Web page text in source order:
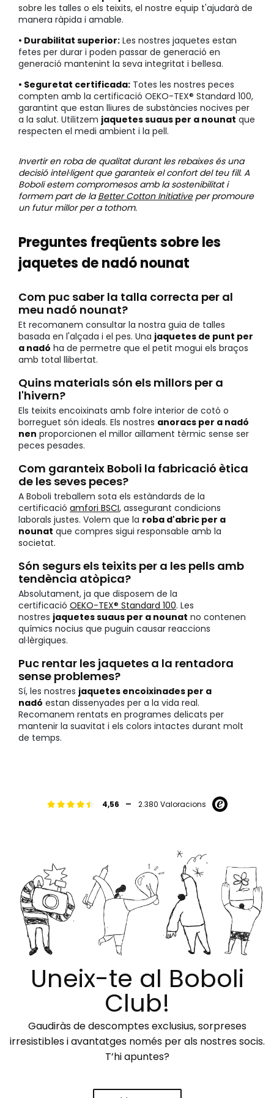
sobre les talles o els teixits, el nostre equip t'ajudarà de
manera ràpida i amable.
• Durabilitat superior: Les nostres jaquetes estan
fetes per durar i poden passar de generació en
generació mantenint la seva integritat i bellesa.
• Seguretat certificada: Totes les nostres peces
compten amb la certificació OEKO-TEX® Standard 100,
garantint que estan lliures de substàncies nocives per
a la salut. Utilitzem jaquetes suaus per a nounat que
respecten el medi ambient i la pell.
Invertir en roba de qualitat durant les rebaixes és una
decisió intel·ligent que garanteix el confort del teu fill. A
Boboli estem compromesos amb la sostenibilitat i
formem part de laBetter Cotton Initiativeper promoure
un futur millor per a tothom.
Preguntes freqüents sobre les
jaquetes de nadó nounat
Com puc saber la talla correcta per al
meu nadó nounat?
Et recomanem consultar la nostra guia de talles
basada en l'alçada i el pes. Una jaquetes de punt per
a nadó ha de permetre que el petit mogui els braços
amb total llibertat.
Quins materials són els millors per a
l'hivern?
Els teixits encoixinats amb folre interior de cotó o
borreguet són ideals. Els nostres anoracs per a nadó
nen proporcionen el millor aïllament tèrmic sense ser
peces pesades.
Com garanteix Boboli la fabricació ètica
de les seves peces?
A Boboli treballem sota els estàndards de la
certificació amfori BSCI, assegurant condicions
laborals justes. Volem que la roba d'abric per a
nounat que compres sigui responsable amb la
societat.
Són segurs els teixits per a les pells amb
tendència atòpica?
Absolutament, ja que disposem de la
certificació OEKO-TEX® Standard 100. Les
nostres jaquetes suaus per a nounat no contenen
químics nocius que puguin causar reaccions
al·lèrgiques.
Puc rentar les jaquetes a la rentadora
sense problemes?
Sí, les nostres jaquetes encoixinades per a
nadó estan dissenyades per a la vida real.
Recomanem rentats en programes delicats per
mantenir la suavitat i els colors intactes durant molt
de temps.
4,56 - 2.380 Valoracions
Uneix-te al Boboli
Club!
Gaudiràs de descomptes exclusius, sorpreses
irresistibles i avantatges només per als nostres socis.
T’hi apuntes?